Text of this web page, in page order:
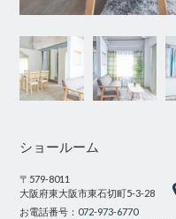
ショールーム
〒579-8011
大阪府東大阪市東石切町5-3-28
お電話番号： 072-973-6770